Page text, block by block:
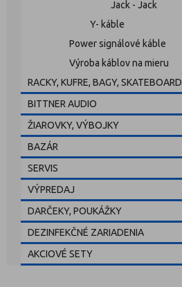
Jack - Jack
Y- káble
Power signálové káble
Výroba káblov na mieru
RACKY, KUFRE, BAGY, SKATEBOARD
BITTNER AUDIO
ŽIAROVKY, VÝBOJKY
BAZÁR
SERVIS
VÝPREDAJ
DARČEKY, POUKÁŽKY
DEZINFEKČNÉ ZARIADENIA
AKCIOVÉ SETY